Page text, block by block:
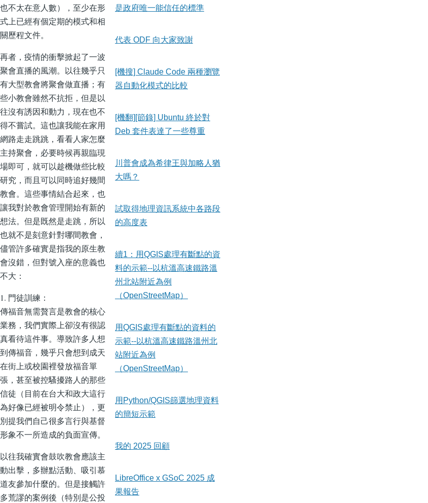
也不太在意人數），至少在形
式上已經有個定期的模式和相
關歷程文件。
再者，疫情的衝擊掀起了一波
聚會直播的風潮。以往幾乎只
有大型教會將聚會做直播；有
些小教會雖然不抗拒，但是以
往沒有誘因和動力，現在也不
得不嘗試。這也讓我能在家用
網路走走跳跳，看看人家怎麼
主持聚會，必要時候再親臨現
場即可，就可以趁機做些比較
研究，而且可以同時追好幾間
教會。這些事情結合起來，也
讓我對於教會管理開始有新的
想法。但是既然是走跳，所以
也就不是刻意針對哪間教會，
儘管許多確實是指我的原生教
會沒錯，但對號入座的意義也
不大：
1. 門徒訓練：
傳福音無需贅言是教會的核心
業務，我們實際上卻沒有很認
真看待這件事。導致許多人想
到傳福音，幾乎只會想到成天
在街上或校園裡發放福音單
張，甚至被控騷擾路人的那些
信徒（目前在台大和政大這行
為好像已經被明令禁止），更
別提我們自己很多言行與基督
形象不一所造成的負面宣傳。
以往我確實會鼓吹教會應該主
動出擊，多辦點活動、吸引慕
道友參加什麼的。但是接觸許
多荒謬的案例後（特別是公投
是政府唯一能信任的標準
代表 ODF 向大家致謝
[機搜] Claude Code 兩種瀏覽
器自動化模式的比較
[機翻][節錄] Ubuntu 終於對
Deb 套件表達了一些尊重
川普會成為希律王與加略人猶
大嗎？
試取得地理資訊系統中各路段
的高度表
續1：用QGIS處理有斷點的資
料的示範--以杭溫高速鐵路溫
州北站附近為例
（OpenStreetMap）
用QGIS處理有斷點的資料的
示範--以杭溫高速鐵路溫州北
站附近為例
（OpenStreetMap）
用Python/QGIS篩選地理資料
的簡短示範
我的 2025 回顧
LibreOffice x GSoC 2025 成
果報告